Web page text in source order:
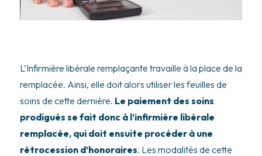
L’Infirmière libérale remplaçante travaille à la place de la
remplacée. Ainsi, elle doit alors utiliser les feuilles de
soins de cette dernière. Le paiement des soins
prodigués se fait donc à l’infirmière libérale
remplacée, qui doit ensuite procéder à une
rétrocession d’honoraires. Les modalités de cette